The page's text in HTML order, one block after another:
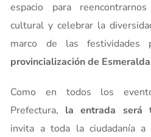
espacio para
cultural y celebrar la
marco de las festividades
provincialización de
Como en todos los
Prefectura, la entrada será
invita a toda la ciudadanía a